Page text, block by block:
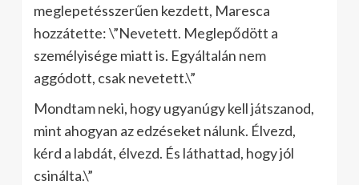
meglepetésszerűen kezdett, Maresca
hozzátette: \”Nevetett. Meglepődött a
személyisége miatt is. Egyáltalán nem
aggódott, csak nevetett.\”
Mondtam neki, hogy ugyanúgy kell játszanod,
mint ahogyan az edzéseket nálunk. Élvezd,
kérd a labdát, élvezd. És láthattad, hogy jól
csinálta.\”